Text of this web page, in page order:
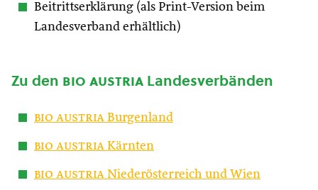
Beitrittserklärung (als Print-Version beim
Landesverband erhältlich)
Zu den bio austria Landesverbänden
bio austria Burgenland
bio austria Kärnten
bio austria Niederösterreich und Wien